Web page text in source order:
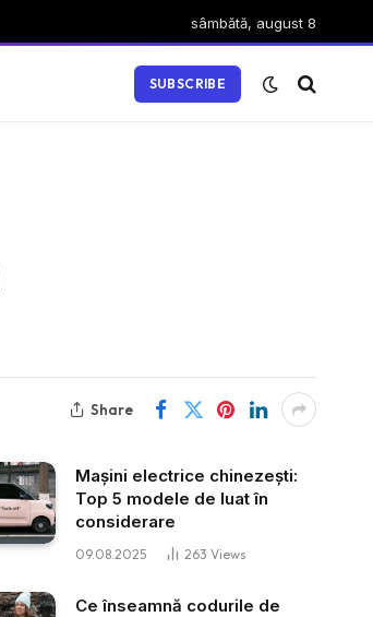
sâmbătă, august 8
SUBSCRIBE
Share
Mașini electrice chinezești:
Top 5 modele de luat în
considerare
09.08.2025 263 Views
Ce înseamnă codurile de